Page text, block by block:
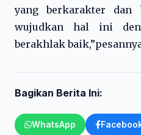
yang berkarakter dan
wujudkan hal ini
berakhlak
Bagikan Berita Ini:
WhatsApp